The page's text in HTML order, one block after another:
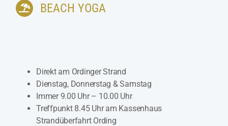
BEACH YOGA
Direkt am Ordinger Strand
Dienstag, Donnerstag & Samstag
Immer 9.00 Uhr – 10.00 Uhr
Treffpunkt 8.45 Uhr am Kassenhaus
Strandüberfahrt Ording